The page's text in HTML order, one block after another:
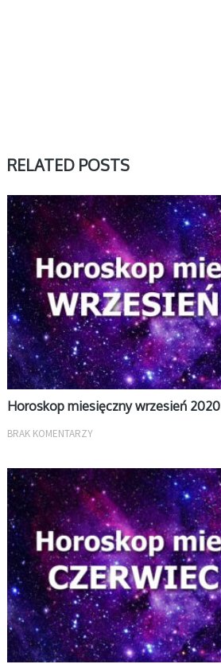
RELATED POSTS
MIESIĘCZNY
Horoskop miesięczny wrzesień 2020
BRAK KOMENTARZY
MIESIĘCZNY